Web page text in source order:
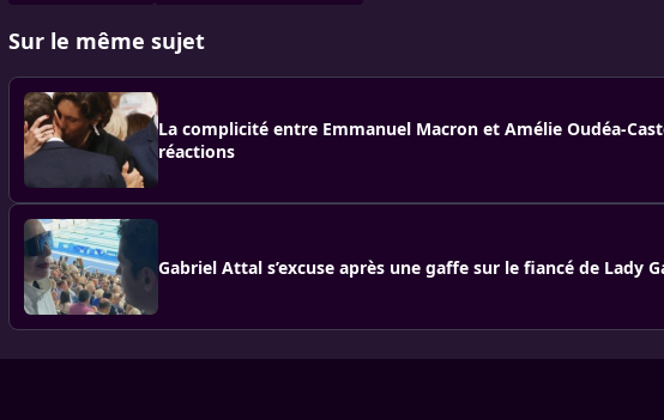
Sur le même sujet
La complicité entre Emmanuel Macron et Amélie Oudéa-
réactions
Gabriel Attal s’excuse après une gaffe sur le fiancé de Lady